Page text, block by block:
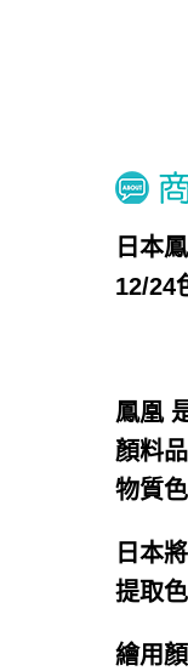
日本
12/24
鳳凰
顏料
物質
日本
提取
繪用